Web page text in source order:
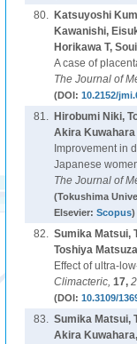
80.
Katsuyoshi
Kawanishi,
Horikawa T,
A case of
The Journal of
(DOI: 10.2152/
81.
Hirobumi Niki,
Akira Kuwahara
Improvement in
Japanese
The Journal of
(Tokushima
Elsevier: Scopus)
82. Sumika Matsui,
Toshiya
Effect of ultra-
Climacteric, 17,
(DOI: 10.3109/
83. Sumika Matsui,
Akira